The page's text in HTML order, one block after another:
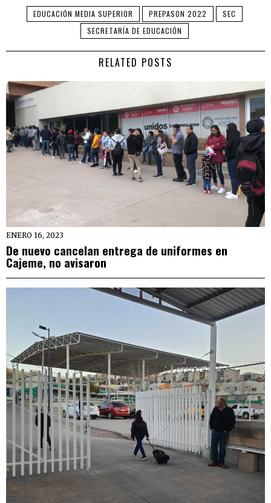
EDUCACIÓN MEDIA SUPERIOR PREPASON 2022
SEC
SECRETARÍA DE EDUCACIÓN
RELATED POSTS
ENERO 16, 2023
De nuevo cancelan entrega de uniformes en
Cajeme, no avisaron